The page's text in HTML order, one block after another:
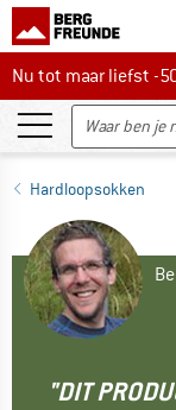
Nu tot maar liefst -
Nu tot maar liefst -
Hardloopsokken
"DIT